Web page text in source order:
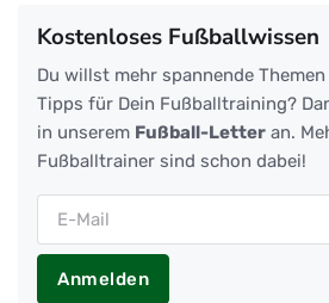
Kostenloses Fußballwissen
Du willst mehr spannende
Tipps für Dein Fußballtraining?
in unserem Fußball-Letter an.
Fußballtrainer sind schon dabei!
Anmelden